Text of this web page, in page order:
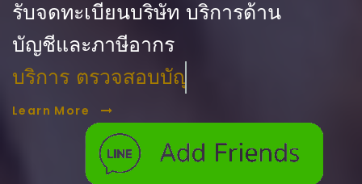
รับจดทะเบียนบริษัท บริการด้าน
บัญชีและภาษีอากร
บริการ ตรวจสอบบัญชี
Learn More